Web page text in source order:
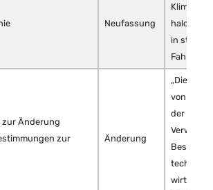
Neufassung
in
zur Änderung
zur
Änderung
„Die
von
der